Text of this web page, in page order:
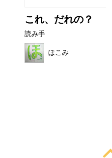
これ、だれの？
読み手
ほこみ